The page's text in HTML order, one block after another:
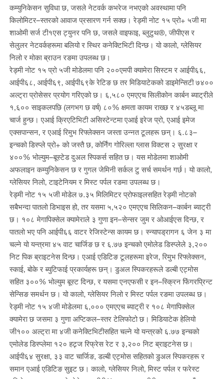
कम्युनिकेसन सुविधा छ, जसले नेटवर्क कभरेज नभएको अवस्थामा पनि
किलोमिटर–स्तरको आवाज प्रसारण गर्न सक्छ। रेड्मी नोट १५ प्रो+ ५जी मा
शाओमी सर्ज टी१एस ट्युनर पनि छ, जसले वाइफाइ, ब्लुटुथ®, जीपीएस र
सेलुलर नेटवर्कहरूमा बलियो र स्थिर कनेक्टिभिटी दिन्छ। यो कालो, ग्लेसियर
निलो र मोका ब्राउन रङमा उपलब्ध छ।
रेड्मी नोट १५ प्रो ५जी मोडेलमा पनि २००एमपी क्यामेरा सिस्टम र आईपी६६,
आईपी६८, आईपी६९, आईपी६९के रेटिङ छ तर मिडियाटेकको डाइमेन्सिटी ७४००
अल्ट्रा प्रोसेसर प्रयोग गरिएको छ। ६,५८० एमएएच सिलीकोन कार्बन ब्याट्रीले
१,६०० साइकलपछि (लगभग छ वर्ष) ८०% क्षमता कायम राख्छ र ४५डब्लू मा
चार्ज हुन्छ। एआई क्रिएटिभिटी असिस्टेन्टमा एआई इरेज प्रो, एआई इमेज
एक्सपान्सन, र एआई रिमुभ रिफ्लेक्सन जस्ता उन्नत टूलहरू छन्। ६.८३–
इन्चको डिस्प्ले प्रो+ को जस्तै छ, कोर्निंग गोरिल्ला ग्लास विक्टस २ सुरक्षा र
४००% भोल्युम–बूस्टेड दुअल स्पिकर्स सहित छ। यस मोडेलमा शाओमी
अफलाइन कम्युनिकेसन छ र गुगल जेमिनी सर्कल टु सर्च समर्थन गर्छ। यो कालो,
ग्लेसियर निलो, टाइटेनियम र मिस्ट पर्पल रङमा उपलब्ध छ।
रेड्मी नोट १५ ५जी मोडेल ७.३५ मिलिमिटर प्रोफाइलसहित रेड्मी नोटको
सबैभन्दा पातलो डिभाइस हो, तर यसमा ५,५२० एमएएच सिलिकन–कार्बन ब्याट्री
छ। १०८ मेगापिक्सेल क्यामेराले ३ गुणा इन–सेन्सर जुम र ओआईएस दिन्छ, र
पातलो भए पनि आईपी६६ वाटर रेजिस्टेन्स कायम छ। स्न्यापड्रागन ६ जेन ३ मा
चल्ने यो यन्त्रमा ४५ वाट चार्जिङ छ र ६.७७ इन्चको एमोलेड डिस्प्लेले ३,२००
निट पिक ब्राइटनेस दिन्छ। एआई एडिटिङ टूलहरूमा इरेज, रिमुभ रिफ्लेक्सन,
स्काई, बोके र ब्युटिफाई प्रकार्यहरू छन्। डुअल स्पिकरहरूले डल्बी एट्मोस
सहित ३००% भोल्युम बूस्ट दिन्छ, र यसमा एनएफसी र इन–स्क्रिन फिंगरप्रिन्ट
सेन्सिङ समर्थन छ। यो कालो, ग्लेसियर निलो र मिस्ट पर्पल रङमा उपलब्ध छ।
रेड्मी नोट १५ ४जी मोडेलमा ६,००० एमएएच ब्याट्री र १०८ मेगापिक्सेल
क्यामेरा छ जसमा ३ गुणा अप्टिकल–स्तर टेलिफोटो छ। मिडियाटेक हेलियो
जी१०० अल्ट्रा मा ४जी कनेक्टिभिटीसहित चल्ने यो यन्त्रको ६.७७ इन्चको
एमोलेड डिस्प्लेमा १२० हट्र्ज रिफ्रेस रेट र ३,२०० निट ब्राइटनेस छ।
आईपी६४ सुरक्षा, ३३ वाट चार्जिङ, डल्बी एट्मोस सहितको डुअल स्पिकरहरू र
समान एआई एडिटिङ सुइट छ। कालो, ग्लेसियर निलो, मिस्ट पर्पल र फरेस्ट